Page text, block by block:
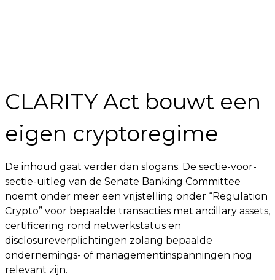
CLARITY Act bouwt een
eigen cryptoregime
De inhoud gaat verder dan slogans. De sectie-voor-
sectie-uitleg van de Senate Banking Committee
noemt onder meer een vrijstelling onder “Regulation
Crypto” voor bepaalde transacties met ancillary assets,
certificering rond netwerkstatus en
disclosureverplichtingen zolang bepaalde
ondernemings- of managementinspanningen nog
relevant zijn.